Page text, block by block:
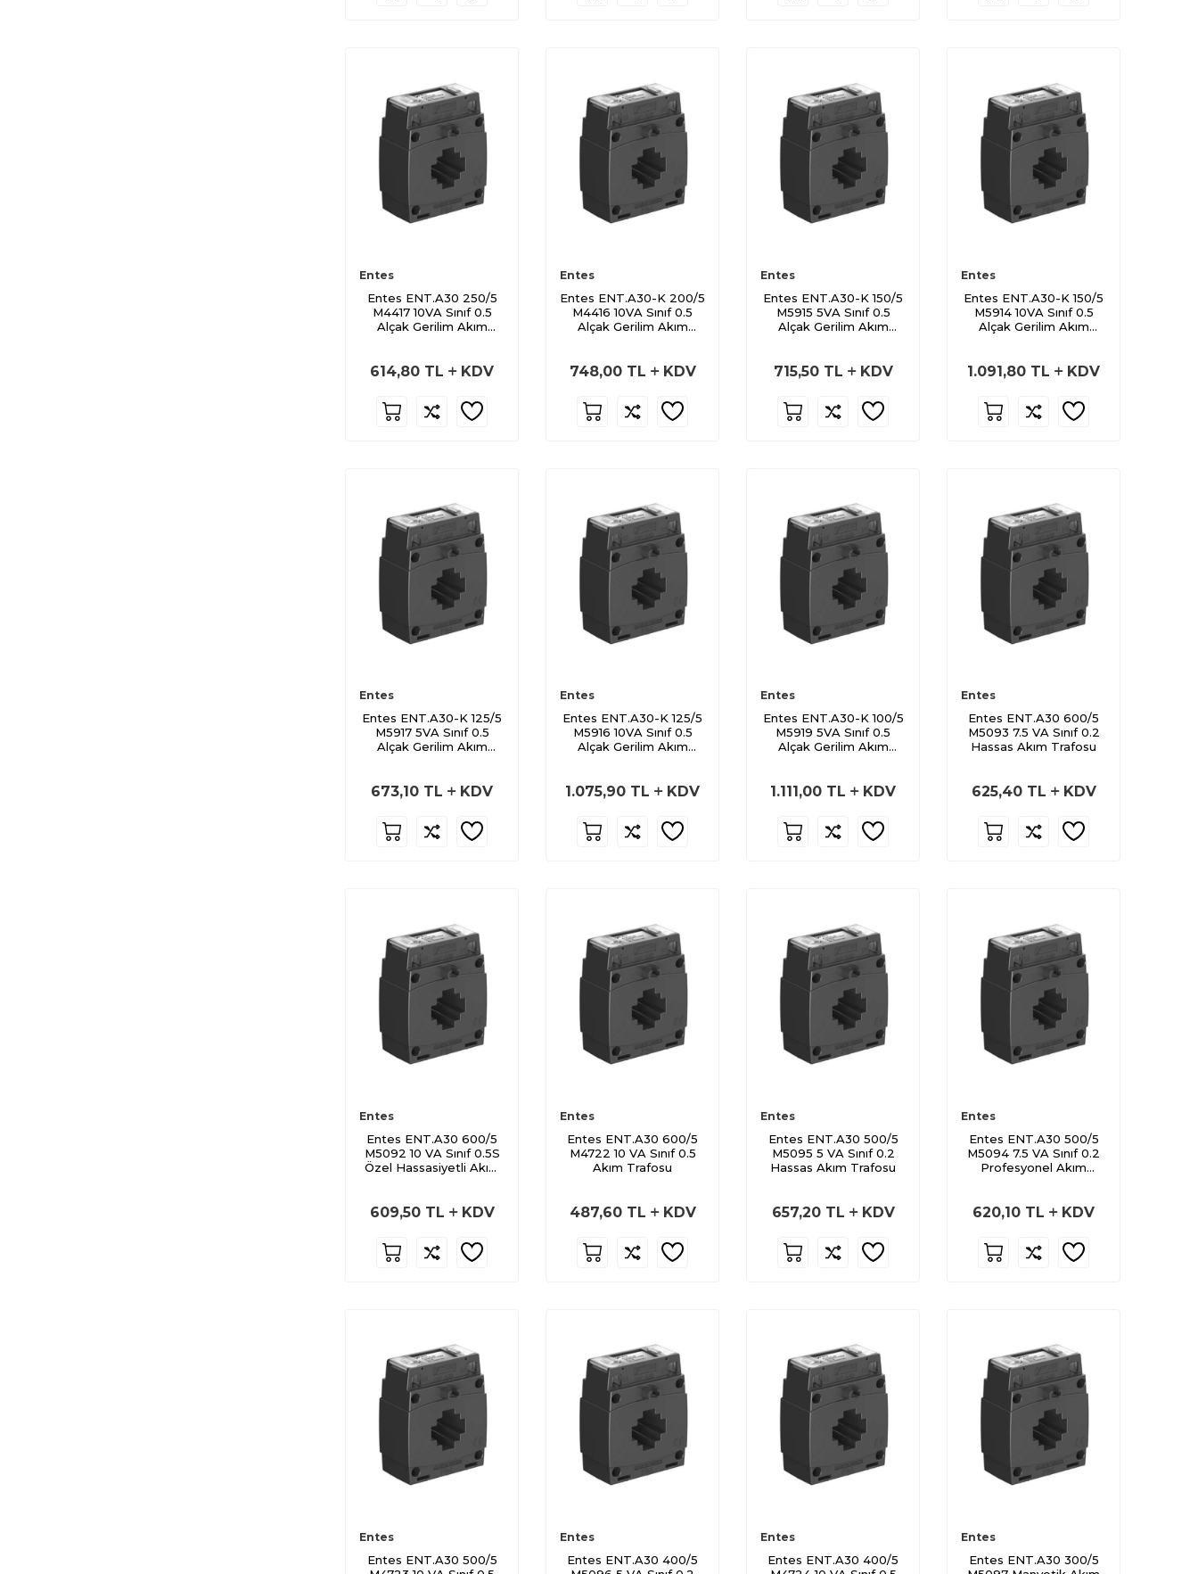
Entes
Entes ENT.A30 250/5
M4417 10VA Sınıf 0.5
Alçak Gerilim Akım
614,80 TL KDV
Entes
Entes ENT.A30-K 200/5
M4416 10VA Sınıf 0.5
Alçak Gerilim Akım
748,00TL KDV
Entes
Entes ENT.A30-K 150/5
M5915 5VA Sınıf 0.5
Alçak Gerilim Akım
715,50TL KDV
Entes
Entes ENT.A30-K 150/5
M5914 10VA Sınıf 0.5
Alçak Gerilim Akım
1.091,80 TL KDV
Entes
Entes ENT.A30-K 125/5
M5917 5VA Sınıf 0.5
Alçak Gerilim Akım
673,10 TL KDV
Entes
Entes ENT.A30-K 125/5
M5916 10VA Sınıf 0.5
Alçak Gerilim Akım
1.075,90 TL KDV
Entes
Entes ENT.A30-K 100/5
M5919 5VA Sınıf 0.5
Alçak Gerilim Akım
1.111,00 TL KDV
Entes
Entes ENT.A30 600/5
M5093 7.5 VA Sınıf 0.2
Hassas Akım Trafosu
625,40TL KDV
Entes
Entes ENT.A30 600/5
M5092 10 VA Sınıf 0.5S
Özel Hassasiyetli Akım
609,50TL KDV
Entes
Entes ENT.A30 600/5
M4722 10 VA Sınıf 0.5
Akım Trafosu
487,60TL KDV
Entes
Entes ENT.A30 500/5
M5095 5 VA Sınıf 0.2
Hassas Akım Trafosu
657,20TL KDV
Entes
Entes ENT.A30 500/5
M5094 7.5 VA Sınıf 0.2
Profesyonel Akım
620,10 TL KDV
Entes
Entes ENT.A30 500/5
Entes
Entes ENT.A30 400/5
Entes
Entes ENT.A30 400/5
Entes
Entes ENT.A30 300/5